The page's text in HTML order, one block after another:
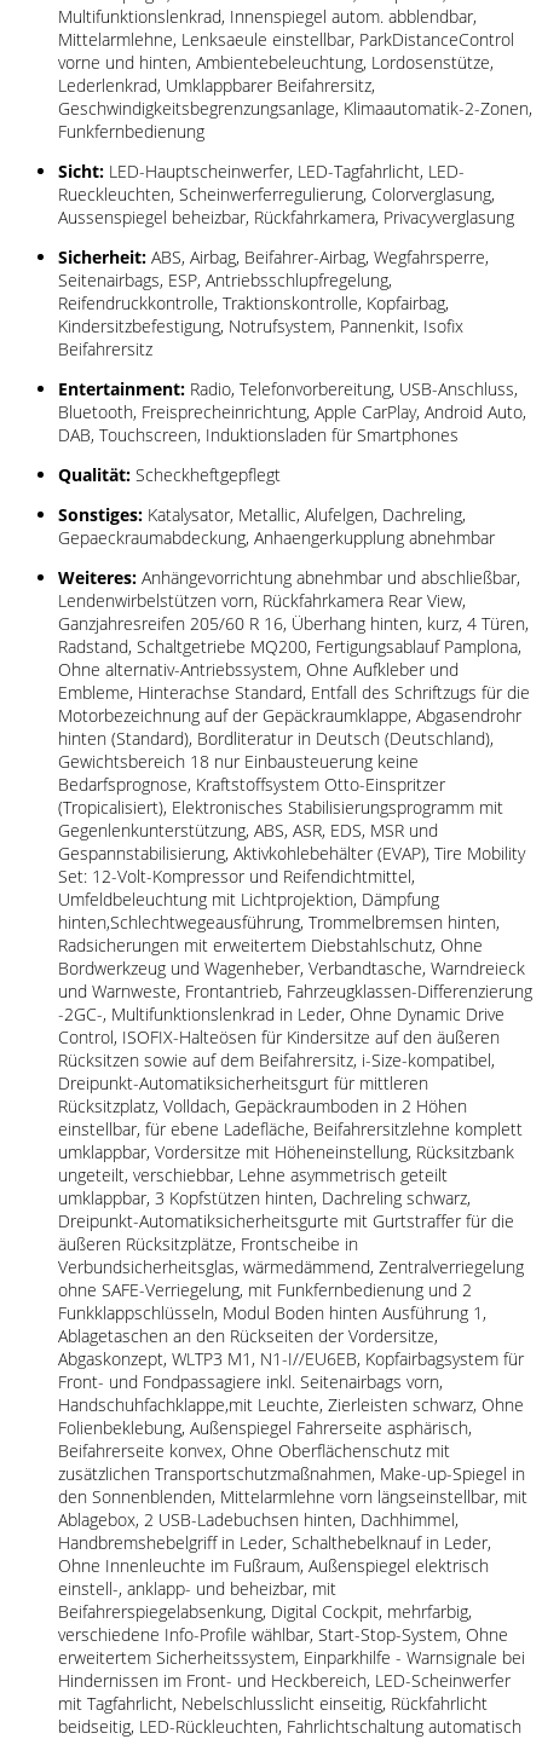
Multifunktionslenkrad, Innenspiegel autom. abblendbar,
Mittelarmlehne, Lenksaeule einstellbar, ParkDistanceControl
vorne und hinten, Ambientebeleuchtung, Lordosenstütze,
Lederlenkrad, Umklappbarer Beifahrersitz,
Geschwindigkeitsbegrenzungsanlage, Klimaautomatik-2-Zonen,
Funkfernbedienung
Sicht: LED-Hauptscheinwerfer, LED-Tagfahrlicht, LED-
Rueckleuchten, Scheinwerferregulierung, Colorverglasung,
Aussenspiegel beheizbar, Rückfahrkamera, Privacyverglasung
Sicherheit: ABS, Airbag, Beifahrer-Airbag, Wegfahrsperre,
Seitenairbags, ESP, Antriebsschlupfregelung,
Reifendruckkontrolle, Traktionskontrolle, Kopfairbag,
Kindersitzbefestigung, Notrufsystem, Pannenkit, Isofix
Beifahrersitz
Entertainment: Radio, Telefonvorbereitung, USB-Anschluss,
Bluetooth, Freisprecheinrichtung, Apple CarPlay, Android Auto,
DAB, Touchscreen, Induktionsladen für Smartphones
Qualität: Scheckheftgepflegt
Sonstiges: Katalysator, Metallic, Alufelgen, Dachreling,
Gepaeckraumabdeckung, Anhaengerkupplung abnehmbar
Weiteres: Anhängevorrichtung abnehmbar und abschließbar,
Lendenwirbelstützen vorn, Rückfahrkamera Rear View,
Ganzjahresreifen 205/60 R 16, Überhang hinten, kurz, 4 Türen,
Radstand, Schaltgetriebe MQ200, Fertigungsablauf Pamplona,
Ohne alternativ-Antriebssystem, Ohne Aufkleber und
Embleme, Hinterachse Standard, Entfall des Schriftzugs für die
Motorbezeichnung auf der Gepäckraumklappe, Abgasendrohr
hinten (Standard), Bordliteratur in Deutsch (Deutschland),
Gewichtsbereich 18 nur Einbausteuerung keine
Bedarfsprognose, Kraftstoffsystem Otto-Einspritzer
(Tropicalisiert), Elektronisches Stabilisierungsprogramm mit
Gegenlenkunterstützung, ABS, ASR, EDS, MSR und
Gespannstabilisierung, Aktivkohlebehälter (EVAP), Tire Mobility
Set: 12-Volt-Kompressor und Reifendichtmittel,
Umfeldbeleuchtung mit Lichtprojektion, Dämpfung
hinten,Schlechtwegeausführung, Trommelbremsen hinten,
Radsicherungen mit erweitertem Diebstahlschutz, Ohne
Bordwerkzeug und Wagenheber, Verbandtasche, Warndreieck
und Warnweste, Frontantrieb, Fahrzeugklassen-Differenzierung
-2GC-, Multifunktionslenkrad in Leder, Ohne Dynamic Drive
Control, ISOFIX-Halteösen für Kindersitze auf den äußeren
Rücksitzen sowie auf dem Beifahrersitz, i-Size-kompatibel,
Dreipunkt-Automatiksicherheitsgurt für mittleren
Rücksitzplatz, Volldach, Gepäckraumboden in 2 Höhen
einstellbar, für ebene Ladefläche, Beifahrersitzlehne komplett
umklappbar, Vordersitze mit Höheneinstellung, Rücksitzbank
ungeteilt, verschiebbar, Lehne asymmetrisch geteilt
umklappbar, 3 Kopfstützen hinten, Dachreling schwarz,
Dreipunkt-Automatiksicherheitsgurte mit Gurtstraffer für die
äußeren Rücksitzplätze, Frontscheibe in
Verbundsicherheitsglas, wärmedämmend, Zentralverriegelung
ohne SAFE-Verriegelung, mit Funkfernbedienung und 2
Funkklappschlüsseln, Modul Boden hinten Ausführung 1,
Ablagetaschen an den Rückseiten der Vordersitze,
Abgaskonzept, WLTP3 M1, N1-I//EU6EB, Kopfairbagsystem für
Front- und Fondpassagiere inkl. Seitenairbags vorn,
Handschuhfachklappe,mit Leuchte, Zierleisten schwarz, Ohne
Folienbeklebung, Außenspiegel Fahrerseite asphärisch,
Beifahrerseite konvex, Ohne Oberflächenschutz mit
zusätzlichen Transportschutzmaßnahmen, Make-up-Spiegel in
den Sonnenblenden, Mittelarmlehne vorn längseinstellbar, mit
Ablagebox, 2 USB-Ladebuchsen hinten, Dachhimmel,
Handbremshebelgriff in Leder, Schalthebelknauf in Leder,
Ohne Innenleuchte im Fußraum, Außenspiegel elektrisch
einstell-, anklapp- und beheizbar, mit
Beifahrerspiegelabsenkung, Digital Cockpit, mehrfarbig,
verschiedene Info-Profile wählbar, Start-Stop-System, Ohne
erweitertem Sicherheitssystem, Einparkhilfe - Warnsignale bei
Hindernissen im Front- und Heckbereich, LED-Scheinwerfer
mit Tagfahrlicht, Nebelschlusslicht einseitig, Rückfahrlicht
beidseitig, LED-Rückleuchten, Fahrlichtschaltung automatisch